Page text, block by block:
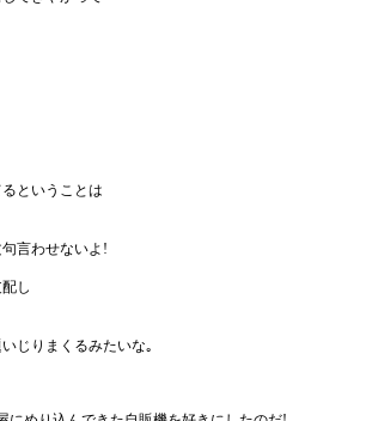
ということは
言わせないよ!
し
じりまくるみたいな｡